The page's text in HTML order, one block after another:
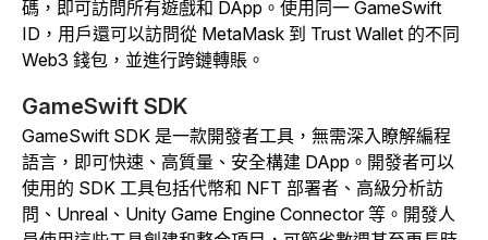
碼，即可訪問所有遊戲和 DApp。使用同一 GameSwift
ID，用戶還可以訪問從 MetaMask 到 Trust Wallet 的不同
Web3 錢包，並進行跨鏈轉賬。
GameSwift SDK
GameSwift SDK 是一款開發者工具，無需深入瞭解編程
語言，即可快速、高質量、安全構建 DApp。開發者可以
使用的 SDK 工具包括代幣和 NFT 部署者、高級分析訪
問、Unreal、Unity Game Engine Connector 等。開發人